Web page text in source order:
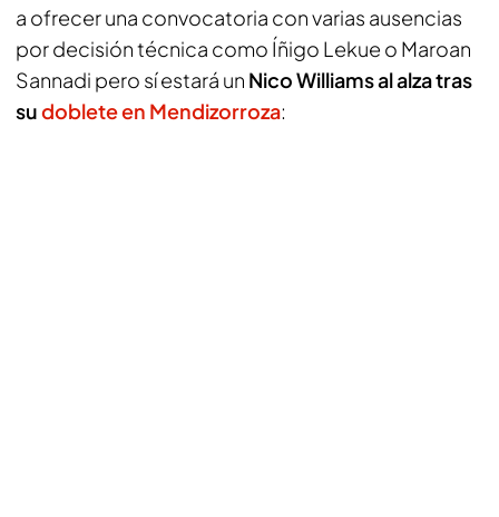
a ofrecer una convocatoria con varias ausencias
por decisión técnica como Íñigo Lekue o Maroan
Sannadi pero sí estará un Nico Williams al alza tras
sudoblete en Mendizorroza: